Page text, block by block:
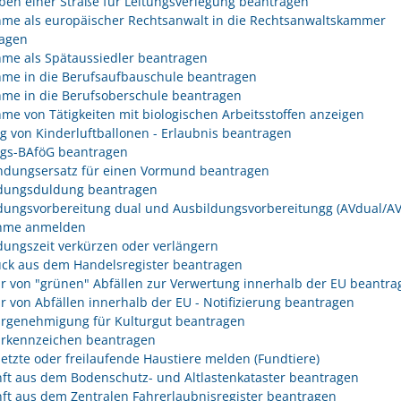
als europäischer Rechtsanwalt in die Rechtsanwaltskammer
als Spätaussiedler beantragen
in die Berufsaufbauschule beantragen
in die Berufsoberschule beantragen
von Tätigkeiten mit biologischen Arbeitsstoffen anzeigen
von Kinderluftballonen - Erlaubnis beantragen
BAföG beantragen
für einen Vormund beantragen
beantragen
dual und Ausbildungsvorbereitungg (AVdual/
anmelden
verkürzen oder verlängern
aus dem Handelsregister beantragen
von "grünen" Abfällen zur Verwertung innerhalb der EU
von Abfällen innerhalb der EU - Notifizierung beantragen
für Kulturgut beantragen
beantragen
oder freilaufende Haustiere melden (Fundtiere)
aus dem Bodenschutz- und Altlastenkataster beantragen
aus dem Zentralen Fahrerlaubnisregister beantragen